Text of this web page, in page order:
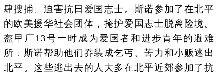
肆搜捕、迫害抗日爱国志士。斯诺参加了在北平
的欧美援华社会团体，掩护爱国志士脱离险境。
盔甲厂13号一时成为爱国者和进步青年的避难
所，斯诺帮助他们乔装成乞丐、苦力和小贩逃出
北平。这些逃出去的人大多在北平近郊参加了抗